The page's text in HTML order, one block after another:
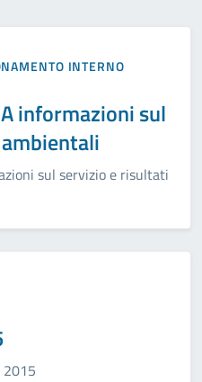
INTERNO
informazioni sul
sul servizio e risultati